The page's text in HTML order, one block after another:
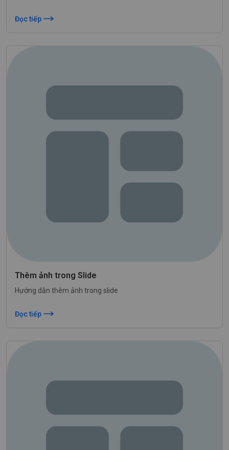
Đọc tiếp
Thêm ảnh trong Slide
Hướng dẫn thêm ảnh trong slide
Đọc tiếp